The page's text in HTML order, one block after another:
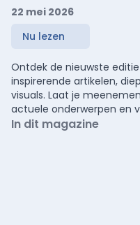
22 mei 2026
Nu lezen
Ontdek de nieuwste
inspirerende artikelen,
visuals. Laat je
actuele onderwerpen en
In dit magazine